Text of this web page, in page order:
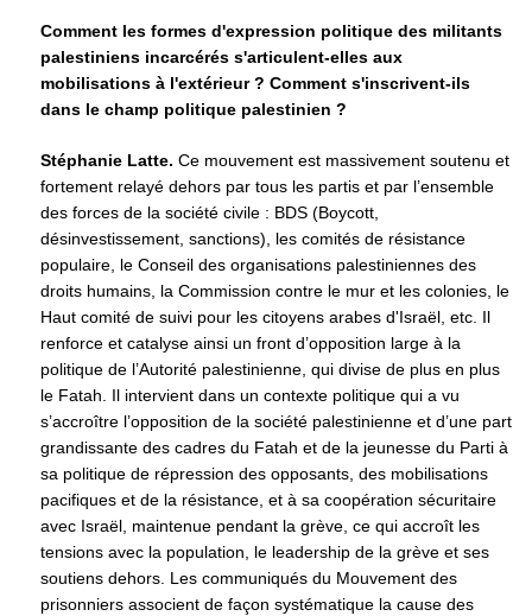
Comment les formes d'expression politique des militants
palestiniens incarcérés s'articulent-elles aux
mobilisations à l'extérieur ? Comment s'inscrivent-ils
dans le champ politique palestinien ?
Stéphanie Latte. Ce mouvement est massivement soutenu et
fortement relayé dehors par tous les partis et par l’ensemble
des forces de la société civile : BDS (Boycott,
désinvestissement, sanctions), les comités de résistance
populaire, le Conseil des organisations palestiniennes des
droits humains, la Commission contre le mur et les colonies, le
Haut comité de suivi pour les citoyens arabes d'Israël, etc. Il
renforce et catalyse ainsi un front d’opposition large à la
politique de l’Autorité palestinienne, qui divise de plus en plus
le Fatah. Il intervient dans un contexte politique qui a vu
s’accroître l’opposition de la société palestinienne et d’une part
grandissante des cadres du Fatah et de la jeunesse du Parti à
sa politique de répression des opposants, des mobilisations
pacifiques et de la résistance, et à sa coopération sécuritaire
avec Israël, maintenue pendant la grève, ce qui accroît les
tensions avec la population, le leadership de la grève et ses
soutiens dehors. Les communiqués du Mouvement des
prisonniers associent de façon systématique la cause des